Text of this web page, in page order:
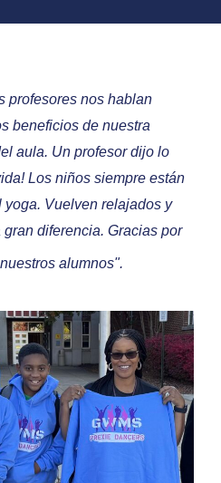
profesores nos hablan
beneficios de nuestra
aula. Un profesor dijo lo
Los niños siempre están
Vuelven relajados y
diferencia. Gracias por
alumnos".